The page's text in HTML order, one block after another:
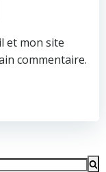
et mon site
commentaire.